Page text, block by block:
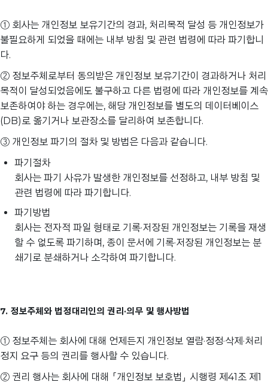
① 회사는 개인정보 보유기간의 경과, 처리목적 달성 등 개인정보가
불필요하게 되었을 때에는 내부 방침 및 관련 법령에 따라 파기합니
다.
② 정보주체로부터 동의받은 개인정보 보유기간이 경과하거나 처리
목적이 달성되었음에도 불구하고 다른 법령에 따라 개인정보를 계속
보존하여야 하는 경우에는, 해당 개인정보를 별도의 데이터베이스
(DB)로 옮기거나 보관장소를 달리하여 보존합니다.
③ 개인정보 파기의 절차 및 방법은 다음과 같습니다.
파기절차
회사는 파기 사유가 발생한 개인정보를 선정하고, 내부 방침 및
관련 법령에 따라 파기합니다.
파기방법
회사는 전자적 파일 형태로 기록·저장된 개인정보는 기록을 재생
할 수 없도록 파기하며, 종이 문서에 기록·저장된 개인정보는 분
쇄기로 분쇄하거나 소각하여 파기합니다.
7. 정보주체와 법정대리인의 권리·의무 및 행사방법
① 정보주체는 회사에 대해 언제든지 개인정보 열람·정정·삭제·처리
정지 요구 등의 권리를 행사할 수 있습니다.
② 권리 행사는 회사에 대해 「개인정보 보호법」 시행령 제41조 제1